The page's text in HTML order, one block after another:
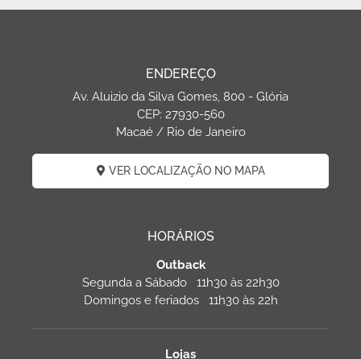
ENDEREÇO
Av. Aluizio da Silva Gomes, 800 - Glória
CEP: 27930-560
Macaé / Rio de Janeiro
VER LOCALIZAÇÃO NO MAPA
HORÁRIOS
Outback
Segunda a Sábado 11h30 às 22h30
Domingos e feriados 11h30 às 22h
Lojas